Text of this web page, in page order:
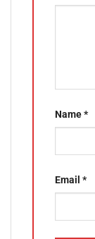
Name*
Email *